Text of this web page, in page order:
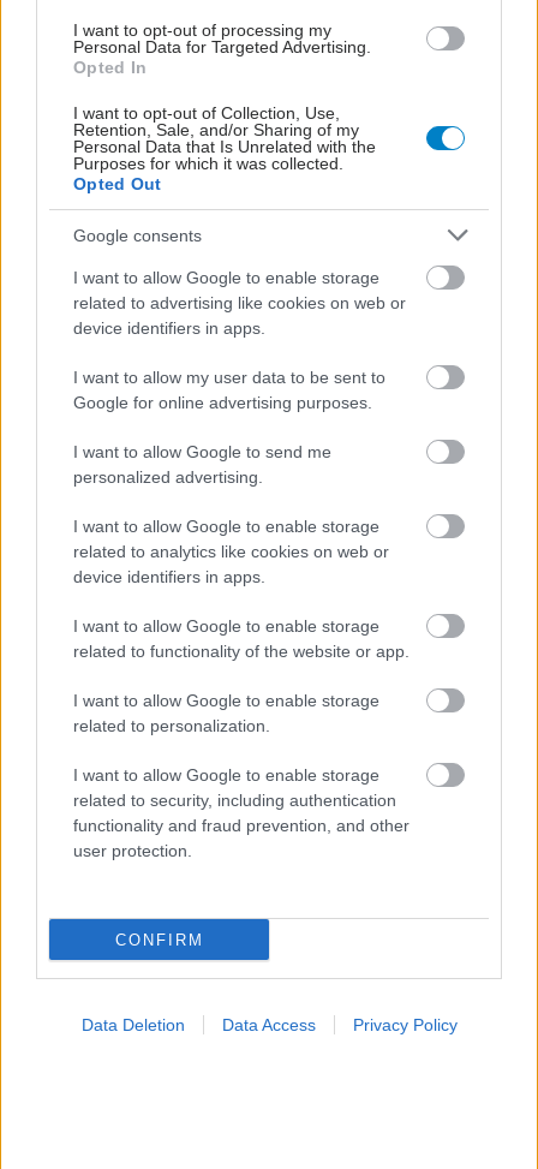
I want to opt-out of processing my
Personal Data for Targeted Advertising.
Opted In
I want to opt-out of Collection, Use,
Retention, Sale, and/or Sharing of my
Personal Data that Is Unrelated with the
Purposes for which it was collected.
Opted Out
Google consents
I want to allow Google to enable storage
related to advertising like cookies on web or
device identifiers in apps.
I want to allow my user data to be sent to
Google for online advertising purposes.
I want to allow Google to send me
personalized advertising.
I want to allow Google to enable storage
related to analytics like cookies on web or
device identifiers in apps.
I want to allow Google to enable storage
related to functionality of the website or app.
I want to allow Google to enable storage
related to personalization.
I want to allow Google to enable storage
related to security, including authentication
functionality and fraud prevention, and other
user protection.
CONFIRM
Data Deletion Data Access Privacy Policy
27ος Διάπλους του Αιγαίου Πελάγους της
Ομάδας Αιγαίου
Αμοργός, Φολέγανδρος, Κουφονήσι, 13 έως και 24 Μαΐου